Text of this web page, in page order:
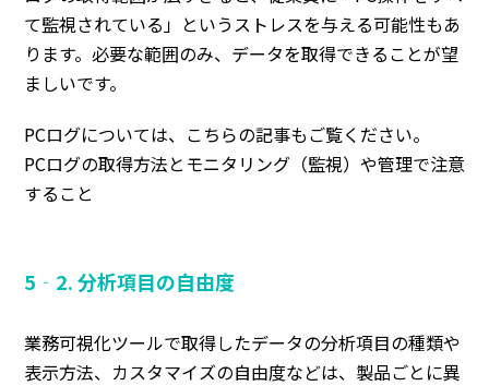
て監視されている」というストレスを与える可能性もあ
ります。必要な範囲のみ、データを取得できることが望
ましいです。
PCログについては、こちらの記事もご覧ください。
PCログの取得方法とモニタリング（監視）や管理で注意
すること
5‐2. 分析項目の自由度
業務可視化ツールで取得したデータの分析項目の種類や
表示方法、カスタマイズの自由度などは、製品ごとに異